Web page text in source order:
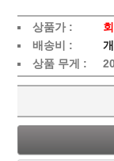
상품가 :
배송비 :
상품 무게 :